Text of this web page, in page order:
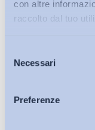
con altre
raccolto dal tuo
delNecessari
Preferenze
Bollettini ADAPT
Articoli